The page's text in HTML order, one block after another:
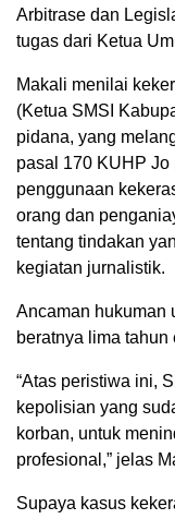
Arbitrase dan
tugas dari Ketua
Makali menilai
(Ketua SMSI
pidana, yang
pasal 170 KUHP
penggunaan
orang dan
tentang tindakan
kegiatan jurnalistik.
Ancaman hukuman
beratnya lima
“Atas peristiwa ini,
kepolisian yang
korban, untuk
profesional,” jelas
Supaya kasus